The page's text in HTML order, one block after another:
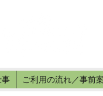
事 ご利用の流れ／事前